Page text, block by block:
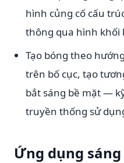
hình củng cố cấu
thông qua hình khối
Tạo bóng theo
trên bố cục, tạo
bắt sáng bề mặt —
truyền thống sử
Ứng dụng